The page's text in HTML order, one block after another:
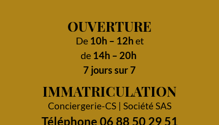
OUVERTURE
De 10h – 12het
de 14h – 20h
7 jours sur 7
IMMATRICULATION
Conciergerie-CS | Société SAS
Téléphone 06 88 50 29 51